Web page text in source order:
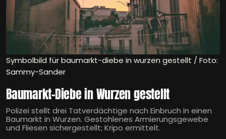
Symbolbild für baumarkt-diebe in wurzen gestellt / Foto:
Sammy-Sander
Baumarkt-Diebe in Wurzen gestellt
Polizei stellt drei Tatverdächtige nach Einbruch in einen
Baumarkt in Wurzen. Gestohlenes Armierungsgewebe
und Fliesen sichergestellt; Kripo ermittelt.